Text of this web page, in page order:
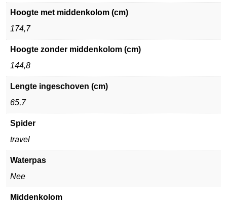
Hoogte met middenkolom (cm)
174,7
Hoogte zonder middenkolom (cm)
144,8
Lengte ingeschoven (cm)
65,7
Spider
travel
Waterpas
Nee
Middenkolom